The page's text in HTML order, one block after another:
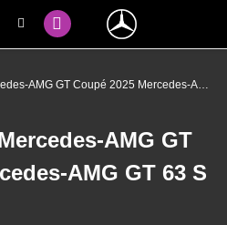
AMG GT Coupé 2025 Mercedes-AMG GT 63 S E-Performance
AMG GT
AMG GT 63 S